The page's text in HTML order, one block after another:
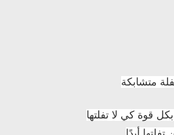
متشابكة
قوة كي لا تفلتها